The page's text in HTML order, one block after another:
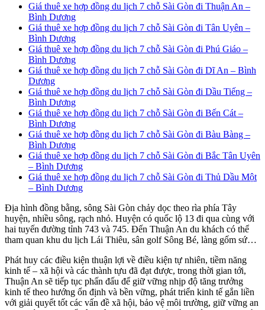
Giá thuê xe hợp đồng du lịch 7 chỗ Sài Gòn đi Thuận An –
Bình Dương
Giá thuê xe hợp đồng du lịch 7 chỗ Sài Gòn đi Tân Uyên –
Bình Dương
Giá thuê xe hợp đồng du lịch 7 chỗ Sài Gòn đi Phú Giáo –
Bình Dương
Giá thuê xe hợp đồng du lịch 7 chỗ Sài Gòn đi Dĩ An – Bình
Dương
Giá thuê xe hợp đồng du lịch 7 chỗ Sài Gòn đi Dầu Tiếng –
Bình Dương
Giá thuê xe hợp đồng du lịch 7 chỗ Sài Gòn đi Bến Cát –
Bình Dương
Giá thuê xe hợp đồng du lịch 7 chỗ Sài Gòn đi Bàu Bàng –
Bình Dương
Giá thuê xe hợp đồng du lịch 7 chỗ Sài Gòn đi Bắc Tân Uyên
– Bình Dương
Giá thuê xe hợp đồng du lịch 7 chỗ Sài Gòn đi Thủ Dầu Một
– Bình Dương
Địa hình đồng bằng, sông Sài Gòn chảy dọc theo rìa phía Tây
huyện, nhiều sông, rạch nhỏ. Huyện có quốc lộ 13 đi qua cùng với
hai tuyến đường tỉnh 743 và 745. Đến Thuận An du khách có thể
tham quan khu du lịch Lái Thiêu, sân golf Sông Bé, làng gốm sứ…
Phát huy các điều kiện thuận lợi về điều kiện tự nhiên, tiềm năng
kinh tế – xã hội và các thành tựu đã đạt được, trong thời gian tới,
Thuận An sẽ tiếp tục phấn đấu để giữ vững nhịp độ tăng trưởng
kinh tế theo hướng ổn định và bền vững, phát triển kinh tế gắn liền
với giải quyết tốt các vấn đề xã hội, bảo vệ môi trường, giữ vững an